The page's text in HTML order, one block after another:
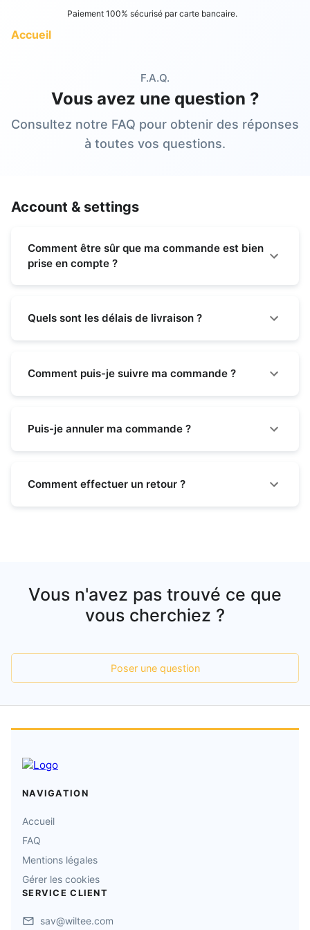
Paiement 100% sécurisé par carte bancaire.
Accueil
F.A.Q.
Vous avez une question ?
Consultez notre FAQ pour obtenir des réponses
à toutes vos questions.
Account & settings
Comment être sûr que ma commande est bien
prise en compte ?
Quels sont les délais de livraison ?
Comment puis-je suivre ma commande ?
Puis-je annuler ma commande ?
Comment effectuer un retour ?
Vous n'avez pas trouvé ce que
vous cherchiez ?
Poser une question
NAVIGATION
Accueil
FAQ
Mentions légales
Gérer les cookies
SERVICE CLIENT
sav@wiltee.com